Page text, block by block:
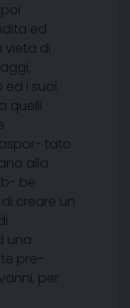
ed
vieta di
i suoi
quelli
tato
alla
be
creare un
una
pre-
per